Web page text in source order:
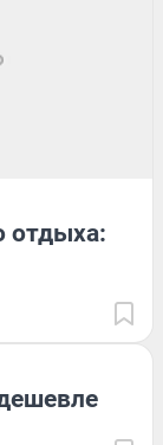
отдыха: